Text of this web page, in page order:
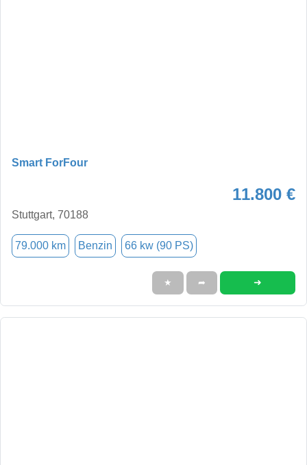
Smart ForFour
11.800 €
Stuttgart, 70188
79.000 km Benzin 66 kw (90 PS)
★ ➦ ➜